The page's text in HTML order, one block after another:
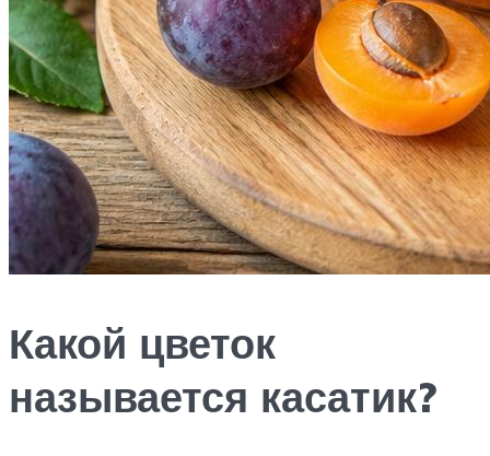
Какой цветок
называется касатик?